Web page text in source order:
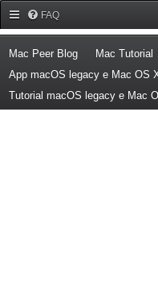
FAQ
Mac Peer Blog(Opens a new tab)
Mac Tutorial
App macOS legacy e Mac OS
Tutorial macOS legacy e Mac